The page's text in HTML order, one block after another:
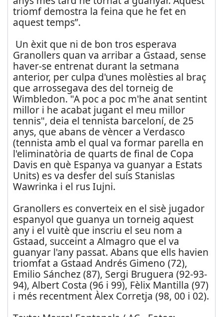
triomf demostra la feina que he fet en
aquest temps”.
Un èxit que ni de bon tros esperava
Granollers quan va arribar a Gstaad, sense
haver-se entrenat durant la setmana
anterior, per culpa d'unes molèsties al braç
que arrossegava des del torneig de
Wimbledon. "A poc a poc m'he anat sentint
millor i he acabat jugant el meu millor
tennis", deia el tennista barceloní, de 25
anys, que abans de vèncer a Verdasco
(tennista amb el qual va formar parella en
l'eliminatòria de quarts de final de Copa
Davis en què Espanya va guanyar a Estats
Units) es va desfer del suís Stanislas
Wawrinka i el rus Iujni.
Granollers es converteix en el sisè jugador
espanyol que guanya un torneig aquest
any i el vuitè que inscriu el seu nom a
Gstaad, succeint a Almagro que el va
guanyar l'any passat. Abans que ells havien
triomfat a Gstaad Andrés Gimeno (72),
Emilio Sánchez (87), Sergi Bruguera (92-93-
94), Albert Costa (96 i 99), Fèlix Mantilla (97)
i més recentment Àlex Corretja (98, 00 i 02).